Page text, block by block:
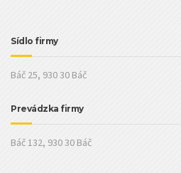
Sídlo firmy
Báč 25, 930 30 Báč
Prevádzka firmy
Báč 132, 930 30 Báč